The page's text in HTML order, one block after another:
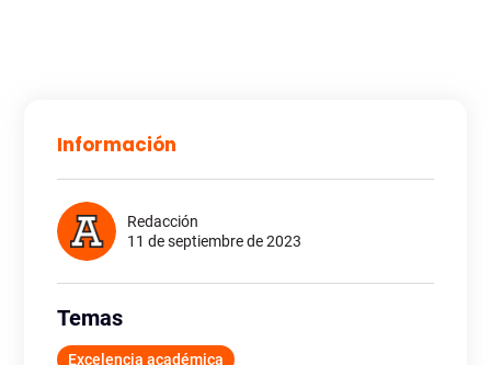
Información
Redacción
11 de septiembre de 2023
Temas
Excelencia académica